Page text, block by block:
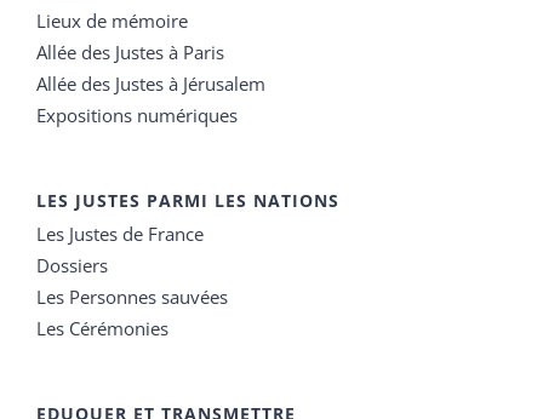
Lieux de mémoire
Allée des Justes à Paris
Allée des Justes à Jérusalem
Expositions numériques
LES JUSTES PARMI LES NATIONS
Les Justes de France
Dossiers
Les Personnes sauvées
Les Cérémonies
EDUQUER ET TRANSMETTRE